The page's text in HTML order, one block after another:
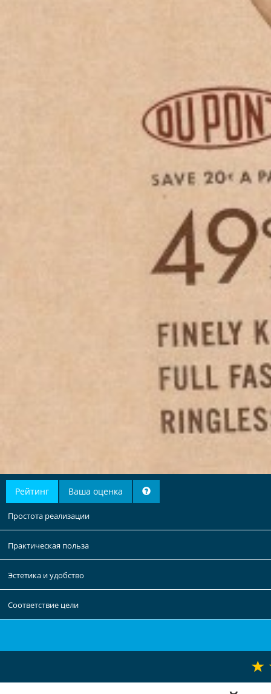
Рейтинг Ваша оценка
Простота реализации
Практическая польза
Эстетика и удобство
Соответствие цели